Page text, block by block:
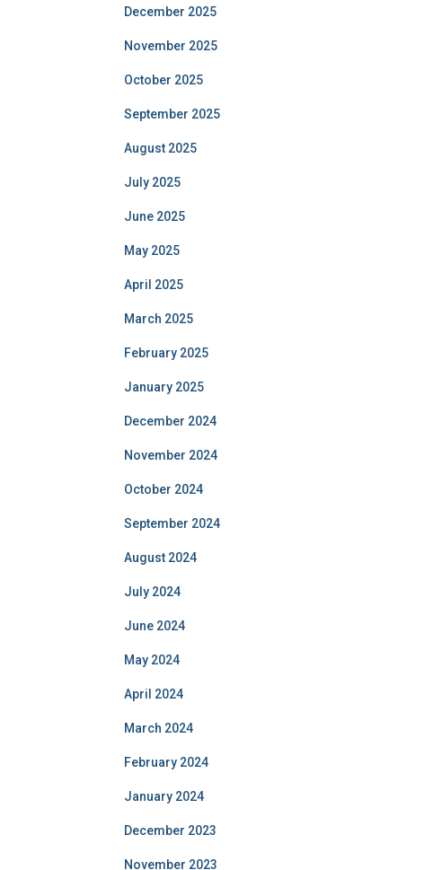
December 2025
November 2025
October 2025
September 2025
August 2025
July 2025
June 2025
May 2025
April 2025
March 2025
February 2025
January 2025
December 2024
November 2024
October 2024
September 2024
August 2024
July 2024
June 2024
May 2024
April 2024
March 2024
February 2024
January 2024
December 2023
November 2023